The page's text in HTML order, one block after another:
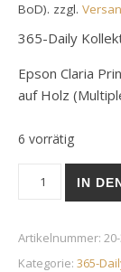
BoD). zzgl.
365-Daily
Epson Claria
auf Holz
6 vorrätig
Boden und
IN
Artikelnummer:
Kategorie: 365-